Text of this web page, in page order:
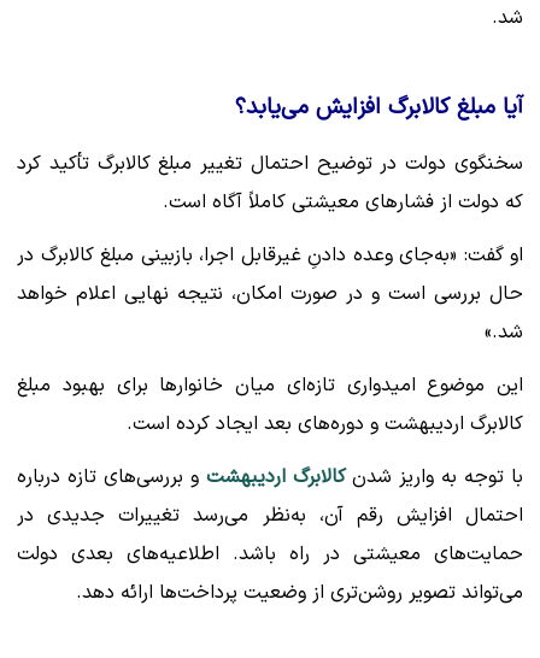
شد.
آیا مبلغ کالابرگ افزایش می‌یابد؟
سخنگوی دولت در توضیح احتمال تغییر مبلغ کالابرگ تأکید کرد
که دولت از فشارهای معیشتی کاملاً آگاه است.
او گفت: «به‌جای وعده‌ دادنِ غیرقابل اجرا، بازبینی مبلغ کالابرگ در
حال بررسی است و در صورت امکان، نتیجه نهایی اعلام خواهد
شد.»
این موضوع امیدواری تازه‌ای میان خانوارها برای بهبود مبلغ
کالابرگ اردیبهشت و دوره‌های بعد ایجاد کرده است.
با توجه به واریز شدنکالابرگ اردیبهشت و بررسی‌های تازه درباره
احتمال افزایش رقم آن، به‌نظر می‌رسد تغییرات جدیدی در
حمایت‌های معیشتی در راه باشد. اطلاعیه‌های بعدی دولت
می‌تواند تصویر روشن‌تری از وضعیت پرداخت‌ها ارائه دهد.